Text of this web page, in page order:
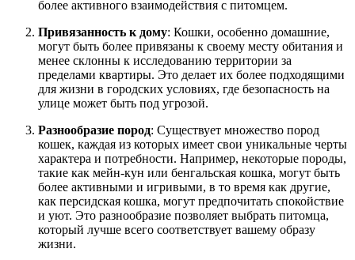
более активного взаимодействия с питомцем.
Привязанность к дому: Кошки, особенно домашние,
могут быть более привязаны к своему месту обитания и
менее склонны к исследованию территории за
пределами квартиры. Это делает их более подходящими
для жизни в городских условиях, где безопасность на
улице может быть под угрозой.
Разнообразие пород: Существует множество пород
кошек, каждая из которых имеет свои уникальные черты
характера и потребности. Например, некоторые породы,
такие как мейн-кун или бенгальская кошка, могут быть
более активными и игривыми, в то время как другие,
как персидская кошка, могут предпочитать спокойствие
и уют. Это разнообразие позволяет выбрать питомца,
который лучше всего соответствует вашему образу
жизни.